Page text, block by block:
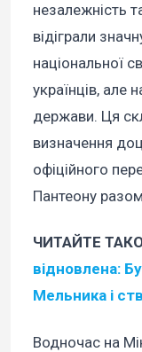
незалежність
відіграли
національної
українців, але
держави. Ця
визначення
офіційного
Пантеону разом
ЧИТАЙТЕ
відновлена:
Мельника і
Водночас на